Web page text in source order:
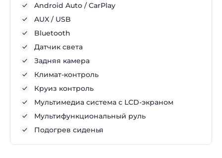
Android Auto / CarPlay
AUX / USB
Bluetooth
Датчик света
Задняя камера
Климат-контроль
Круиз контроль
Мультимедиа система с LCD-экраном
Мультифункциональный руль
Подогрев сиденья